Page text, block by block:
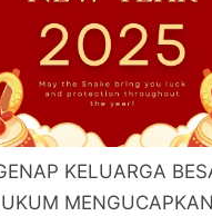
KELUARGA
MENGUCAPKAN